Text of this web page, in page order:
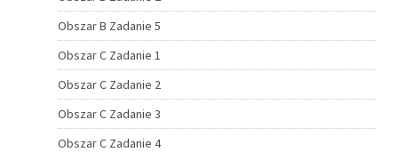
Obszar B Zadanie 5
Obszar C Zadanie 1
Obszar C Zadanie 2
Obszar C Zadanie 3
Obszar C Zadanie 4